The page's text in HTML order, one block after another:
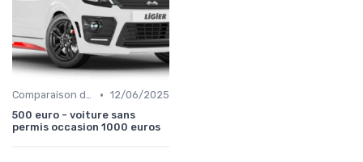
Comparaison des Modèles • 12/06/2025
500 euro - voiture sans
permis occasion 1000 euros